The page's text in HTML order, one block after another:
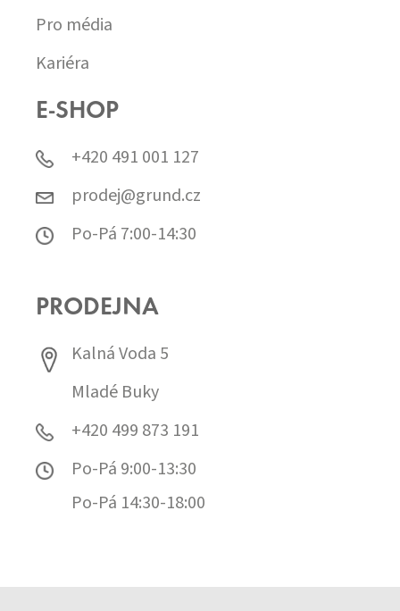
Pro média
Kariéra
E-SHOP
+420 491 001 127
prodej@grund.cz
Po-Pá 7:00-14:30
PRODEJNA
Kalná Voda 5
Mladé Buky
+420 499 873 191
Po-Pá 9:00-13:30
Po-Pá 14:30-18:00